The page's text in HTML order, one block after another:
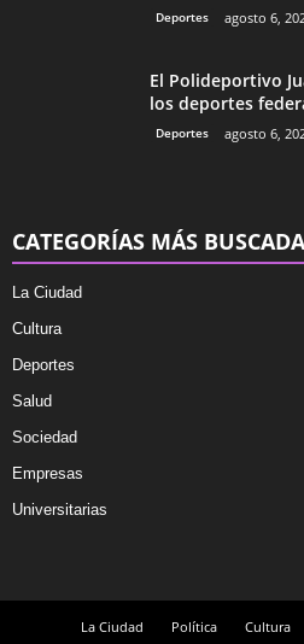
Deportes agosto 6,
El Polideportivo
los deportes
Deportes agosto 6,
CATEGORÍAS MÁS
La Ciudad
Cultura
Deportes
Salud
Sociedad
Empresas
Universitarias
La Ciudad Política Cultura